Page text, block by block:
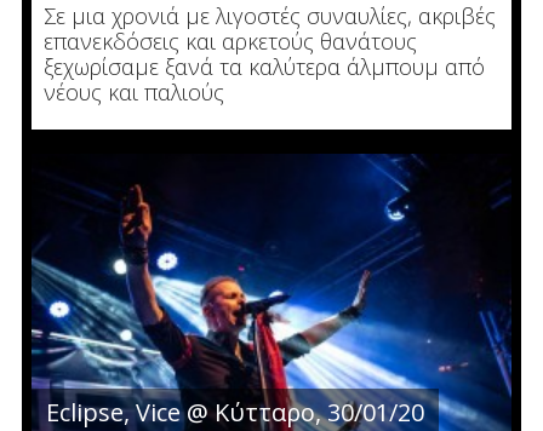
Σε μια χρονιά με λιγοστές συναυλίες, ακριβές
επανεκδόσεις και αρκετούς θανάτους
ξεχωρίσαμε ξανά τα καλύτερα άλμπουμ από
νέους και παλιούς
Eclipse, Vice @ Κύτταρο, 30/01/20